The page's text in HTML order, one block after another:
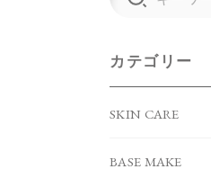
カテゴリー
SKIN CARE
BASE MAKE